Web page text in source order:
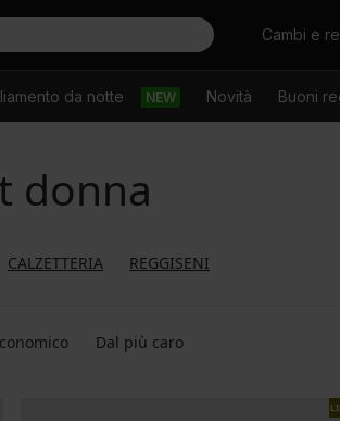
CercareCambi e
da notte NEW Novità Buoni
donna
CALZETTERIA REGGISENI
Dal più caro